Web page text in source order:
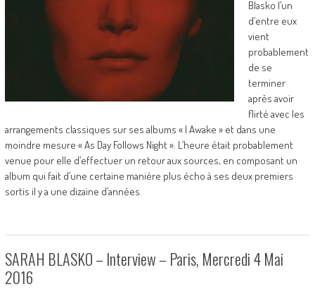
Blasko l’un
d’entre eux
vient
probablement
de se
terminer
après avoir
flirté avec les
arrangements classiques sur ses albums « I Awake » et dans une
moindre mesure « As Day Follows Night ». L’heure était probablement
venue pour elle d’effectuer un retour aux sources, en composant un
album qui fait d’une certaine manière plus écho à ses deux premiers
sortis il y a une dizaine d’années.
SARAH BLASKO – Interview – Paris, Mercredi 4 Mai
2016